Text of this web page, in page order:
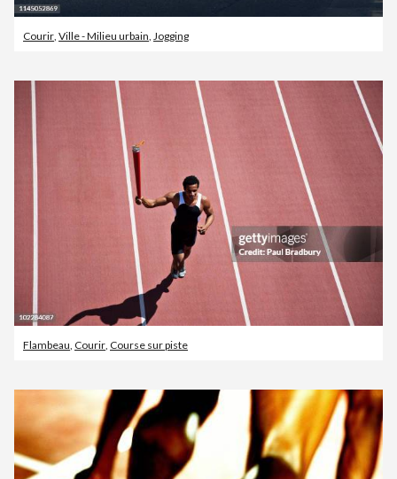
Courir, Ville - Milieu urbain, Jogging
Flambeau, Courir, Course sur piste